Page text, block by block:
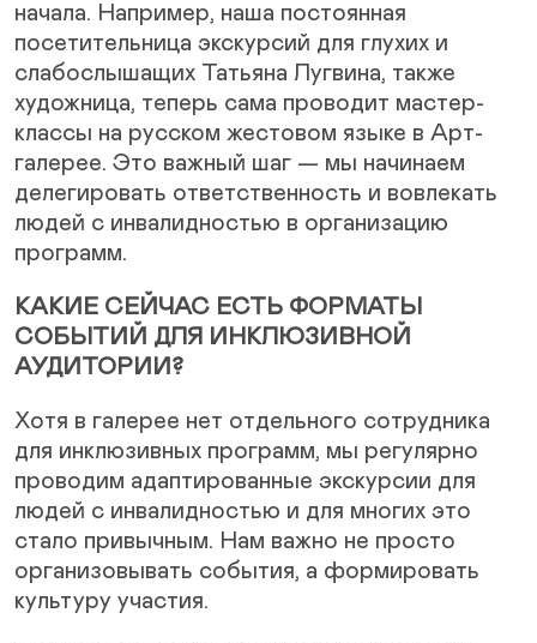
начала. Например, наша постоянная
посетительница экскурсий для глухих и
слабослышащих Татьяна Лугвина, также
художница, теперь сама проводит мастер-
классы на русском жестовом языке в Арт-
галерее. Это важный шаг — мы начинаем
делегировать ответственность и вовлекать
людей с инвалидностью в организацию
программ.
КАКИЕ СЕЙЧАС ЕСТЬ ФОРМАТЫ
СОБЫТИЙ ДЛЯ ИНКЛЮЗИВНОЙ
АУДИТОРИИ?
Хотя в галерее нет отдельного сотрудника
для инклюзивных программ, мы регулярно
проводим адаптированные экскурсии для
людей с инвалидностью и для многих это
стало привычным. Нам важно не просто
организовывать события, а формировать
культуру участия.